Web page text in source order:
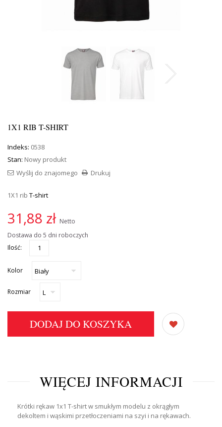
1X1 RIB T-SHIRT
Indeks: 0538
Stan: Nowy produkt
Drukuj
Wyślij do znajomego
1X1 rib T-shirt
31,88 zł Netto
Dostawa do 5 dni roboczych
Ilość:
Kolor
Rozmiar
DODAJ DO KOSZYKA
WIĘCEJ INFORMACJI
Krótki rękaw 1x1 T-shirt w smukłym modelu z okrągłym
dekoltem i wąskimi przetłoczeniami na szyi i na rękawach.